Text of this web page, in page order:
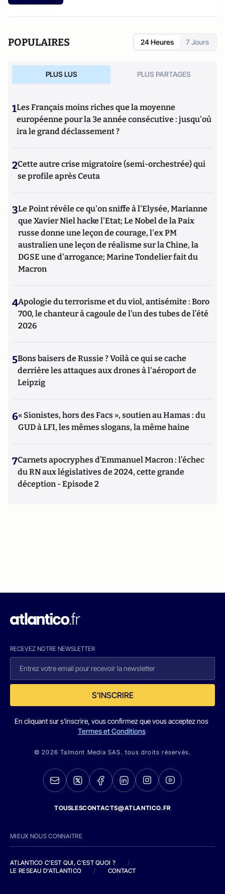
POPULAIRES 24 Heures 7 Jours
PLUS LUS PLUS PARTAGES
1Les Français moins riches que la moyenne
européenne pour la 3e année consécutive : jusqu'où
ira le grand déclassement ?
2Cette autre crise migratoire (semi-orchestrée) qui
se profile après Ceuta
3Le Point révèle ce qu'on sniffe à l'Elysée, Marianne
que Xavier Niel hacke l'Etat; Le Nobel de la Paix
russe donne une leçon de courage, l'ex PM
australien une leçon de réalisme sur la Chine, la
DGSE une d'arrogance; Marine Tondelier fait du
Macron
4Apologie du terrorisme et du viol, antisémite : Boro
700, le chanteur à cagoule de l’un des tubes de l’été
2026
5Bons baisers de Russie ? Voilà ce qui se cache
derrière les attaques aux drones à l'aéroport de
Leipzig
6« Sionistes, hors des Facs », soutien au Hamas : du
GUD à LFI, les mêmes slogans, la même haine
7Carnets apocryphes d’Emmanuel Macron : l’échec
du RN aux législatives de 2024, cette grande
déception - Episode 2
RECEVEZ NOTRE NEWSLETTER
S'INSCRIRE
En cliquant sur s'inscrire, vous confirmez que vous acceptez nos
Termes et Conditions
© 2026 Talmont Media SAS. tous droits réservés.
TOUSLESCONTACTS@ATLANTICO.FR
MIEUX NOUS CONNAITRE
ATLANTICO C'EST QUI, C'EST QUOI ?
/
LE RESEAU D'ATLANTICO
/ CONTACT